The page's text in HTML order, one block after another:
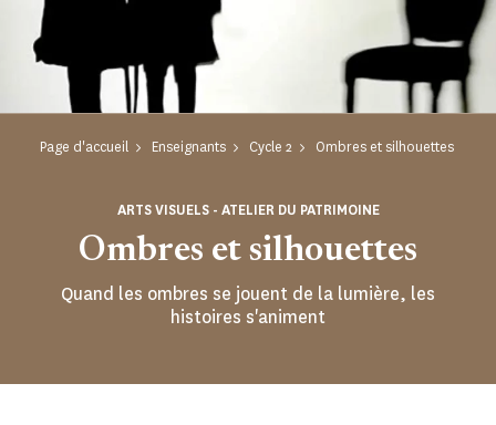
Page d'accueil Enseignants Cycle 2 Ombres et silhouettes
Ombres et silhouettes
ARTS VISUELS - ATELIER DU PATRIMOINE
Quand les ombres se jouent de la lumière, les
histoires s'animent